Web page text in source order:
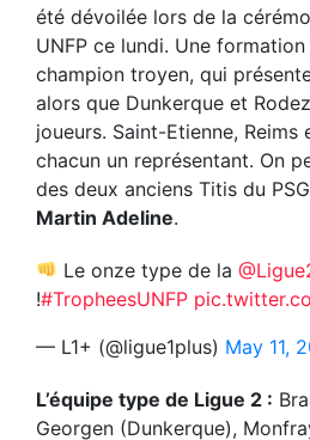
été dévoilée lors de la
UNFP ce lundi. Une
champion troyen, qui
alors que Dunkerque et
joueurs. Saint-Etienne, Reims
chacun un représentant. On
des deux anciens Titis du PSG
Martin Adeline.
Le onze type de la
!#TropheesUNFP
— L1+ (@ligue1plus) May 11,
L’équipe type de Ligue 2 :
Georgen (Dunkerque),